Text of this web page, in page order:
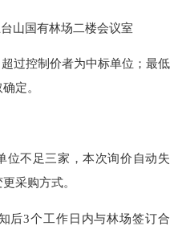
国有林场二楼会议室
控制价者为中标单位；最低
定。
不足三家，本次询价自动失
采购方式。
3个工作日内与林场签订合